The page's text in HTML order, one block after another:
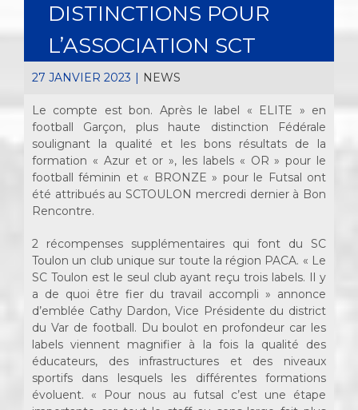
DISTINCTIONS POUR
L’ASSOCIATION SCT
27 JANVIER 2023 | NEWS
Le compte est bon. Après le label « ELITE » en
football Garçon, plus haute distinction Fédérale
soulignant la qualité et les bons résultats de la
formation « Azur et or », les labels « OR » pour le
football féminin et « BRONZE » pour le Futsal ont
été attribués au SCTOULON mercredi dernier à Bon
Rencontre.
2 récompenses supplémentaires qui font du SC
Toulon un club unique sur toute la région PACA. « Le
SC Toulon est le seul club ayant reçu trois labels. Il y
a de quoi être fier du travail accompli » annonce
d’emblée Cathy Dardon, Vice Présidente du district
du Var de football. Du boulot en profondeur car les
labels viennent magnifier à la fois la qualité des
éducateurs, des infrastructures et des niveaux
sportifs dans lesquels les différentes formations
évoluent. « Pour nous au futsal c’est une étape